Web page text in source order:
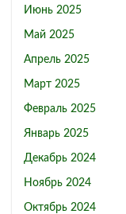
Июнь 2025
Май 2025
Апрель 2025
Март 2025
Февраль 2025
Январь 2025
Декабрь 2024
Ноябрь 2024
Октябрь 2024